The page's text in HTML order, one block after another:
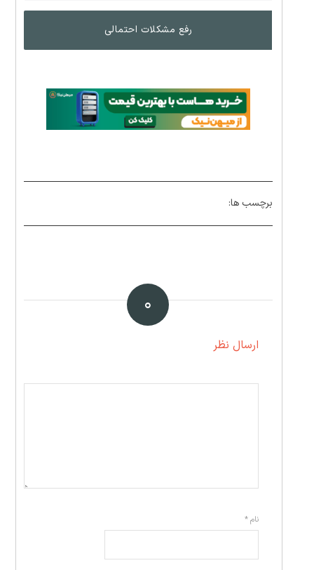
رفع مشکلات احتمالی
برچسب ها:
۰
ارسال نظر
نام*